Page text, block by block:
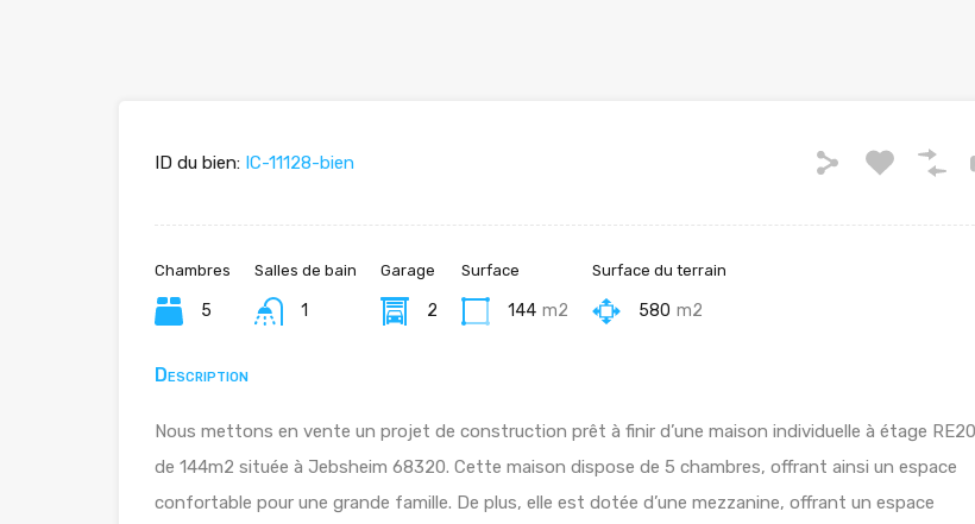
ID du bien: IC-11128-bien
Chambres
5
Salles de bain
1
Garage
2
Surface
144 m2
Surface du terrain
580 m2
Description
Nous mettons en vente un projet de construction prêt à finir d’une maison individuelle à étage
de 144m2 située à Jebsheim 68320. Cette maison dispose de 5 chambres, offrant ainsi un espace
confortable pour une grande famille. De plus, elle est dotée d’une mezzanine, offrant un espace